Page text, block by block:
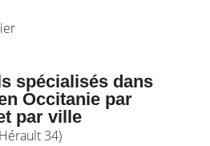
spécialisés dans
Occitanie par
par ville
34)